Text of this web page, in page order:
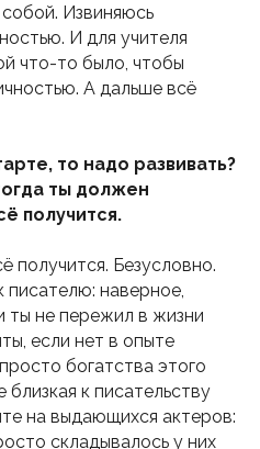
Извиняюсь
И для учителя
что-то было, чтобы
А дальше всё
то надо развивать?
ты должен
получится.
получится. Безусловно.
писателю: наверное,
ты не пережил в жизни
если нет в опыте
богатства этого
к писательству
на выдающихся актеров:
складывалось у них